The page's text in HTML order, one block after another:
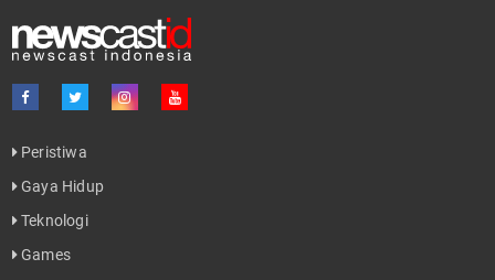
Peristiwa
Gaya Hidup
Teknologi
Games